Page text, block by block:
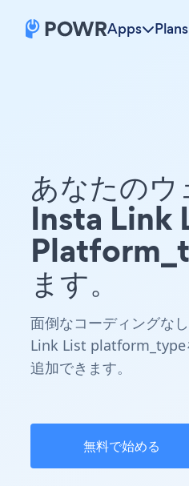
Apps
あなたの
Insta Link
ます。
面倒なコーディングな
Link List platform_type
追加できます。
無料で始める